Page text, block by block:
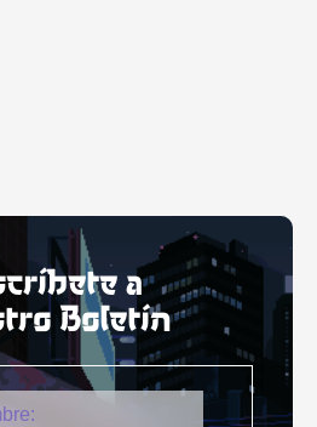
a
Boletín